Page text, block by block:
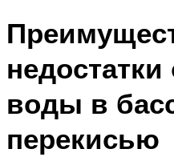
недостатки
воды в
перекисью